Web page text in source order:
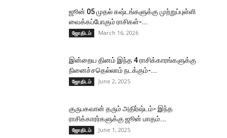
ஜூன் 05 முதல் கஷ்டங்களுக்கு முற்றுப்புள்ளி
வைக்கப்போகும் ராசிகள்-...
ஜோதிடம் March 16, 2026
இன்றைய தினம் இந்த 4 ராசிக்காரங்களுக்கு
நினைச்சதெல்லாம் நடக்கும்-...
ஜோதிடம் June 2, 2025
குருபகவான் தரும் அதிர்ஷ்டம்- இந்த
ராசிக்காரர்களுக்கு ஜூன் மாதம்...
ஜோதிடம் June 1, 2025